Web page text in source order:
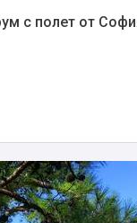
с полет от